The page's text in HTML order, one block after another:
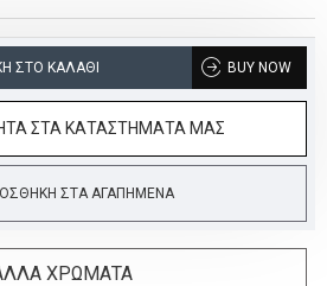
ΣΤΟ ΚΑΛΆΘΙ BUY NOW
ΣΤΑ ΚΑΤΑΣΤΗΜΑΤΑ ΜΑΣ
ΣΤΑ ΑΓΑΠΗΜΈΝΑ
ΧΡΩΜΑΤΑ